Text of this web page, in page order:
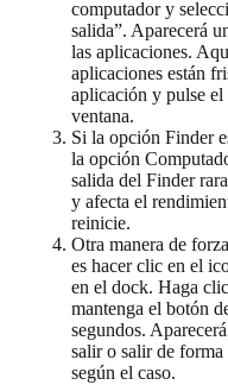
computador y
salida”. Aparecerá
las aplicaciones.
aplicaciones están
aplicación y pulse el
ventana.
Si la opción Finder
la opción
salida del Finder
y afecta el
reinicie.
Otra manera de
es hacer clic en el
en el dock. Haga
mantenga el botón
segundos.
salir o salir de
según el caso.